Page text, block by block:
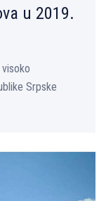
u 2019.
Srpske